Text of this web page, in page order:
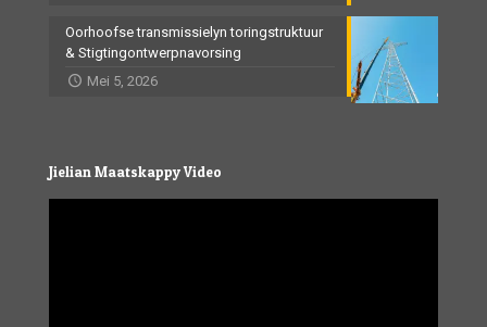
Oorhoofse transmissielyn toringstruktuur
& Stigtingontwerpnavorsing
Mei 5, 2026
Jielian Maatskappy Video